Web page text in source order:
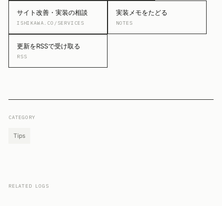
サイト改善・実装の相談
ISHIKAWA.CO/SERVICES
実装メモをたどる
NOTES
更新をRSSで受け取る
RSS
CATEGORY
Tips
RELATED LOGS